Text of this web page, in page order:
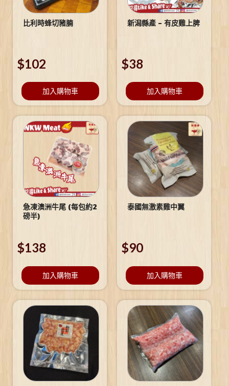
比利時蜂切豬腩
$102
加入購物車
新潟縣產 – 有皮雞上脾
$38
加入購物車
急凍澳洲牛尾 (每包約2
磅半)
$138
加入購物車
泰國無激素雞中翼
$90
加入購物車